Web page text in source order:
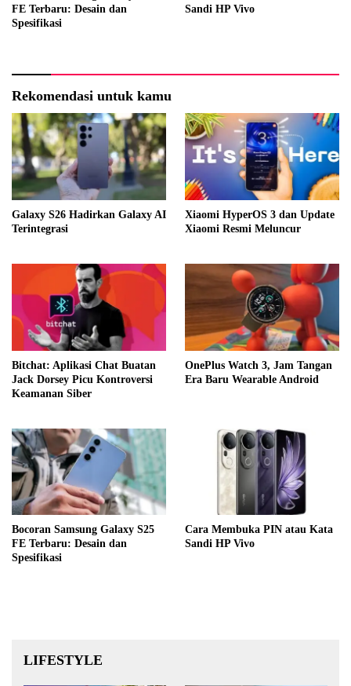
FE Terbaru: Desain dan
Spesifikasi
Sandi HP Vivo
Rekomendasi untuk kamu
Galaxy S26 Hadirkan Galaxy AI
Terintegrasi
Xiaomi HyperOS 3 dan Update
Xiaomi Resmi Meluncur
Bitchat: Aplikasi Chat Buatan
Jack Dorsey Picu Kontroversi
Keamanan Siber
OnePlus Watch 3, Jam Tangan
Era Baru Wearable Android
Bocoran Samsung Galaxy S25
FE Terbaru: Desain dan
Spesifikasi
Cara Membuka PIN atau Kata
Sandi HP Vivo
LIFESTYLE